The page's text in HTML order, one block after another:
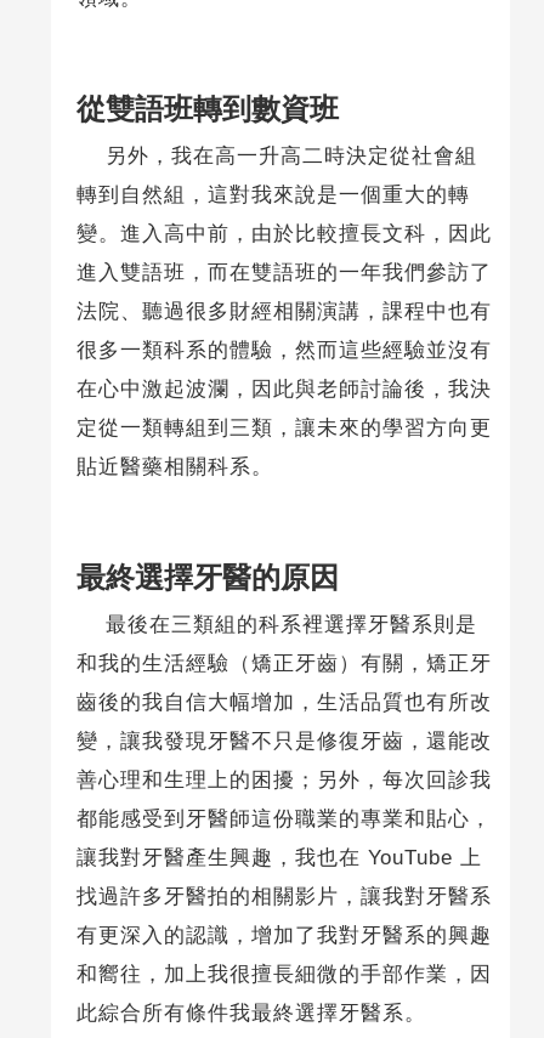
從雙語班轉到數資班
另外，我在高一升高二時決定從社會組
轉到自然組，這對我來說是一個重大的轉
變。進入高中前，由於比較擅長文科，因此
進入雙語班，而在雙語班的一年我們參訪了
法院、聽過很多財經相關演講，課程中也有
很多一類科系的體驗，然而這些經驗並沒有
在心中激起波瀾，因此與老師討論後，我決
定從一類轉組到三類，讓未來的學習方向更
貼近醫藥相關科系。
最終選擇牙醫的原因
最後在三類組的科系裡選擇牙醫系則是
和我的生活經驗（矯正牙齒）有關，矯正牙
齒後的我自信大幅增加，生活品質也有所改
變，讓我發現牙醫不只是修復牙齒，還能改
善心理和生理上的困擾；另外，每次回診我
都能感受到牙醫師這份職業的專業和貼心，
讓我對牙醫產生興趣，我也在 YouTube 上
找過許多牙醫拍的相關影片，讓我對牙醫系
有更深入的認識，增加了我對牙醫系的興趣
和嚮往，加上我很擅長細微的手部作業，因
此綜合所有條件我最終選擇牙醫系。